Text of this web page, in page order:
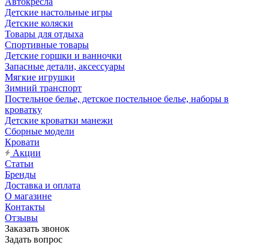
Детские настольные игры
Детские коляски
Товары для отдыха
Спортивные товары
Детские горшки и ванночки
Запасные детали, аксессуары
Мягкие игрушки
Зимний транспорт
Постельное белье, детское постельное белье, наборы в
кроватку
Детские кроватки манежи
Сборные модели
Кровати
Акции
Статьи
Бренды
Доставка и оплата
О магазине
Контакты
Отзывы
Заказать звонок
Задать вопрос